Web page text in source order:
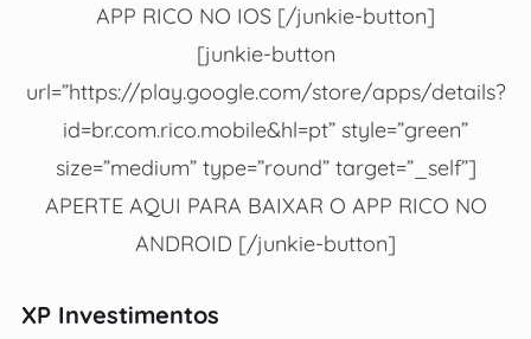
APP RICO NO IOS [/junkie-button]
[junkie-button
url=”https://play.google.com/store/apps/details?
id=br.com.rico.mobile&hl=pt” style=”green”
size=”medium” type=”round” target=”_self”]
APERTE AQUI PARA BAIXAR O APP RICO NO
ANDROID [/junkie-button]
XP Investimentos